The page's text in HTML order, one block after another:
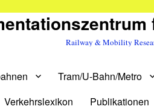
Railway & Mobility
Tram/U-Bahn/Metro
Verkehrslexikon Publikationen